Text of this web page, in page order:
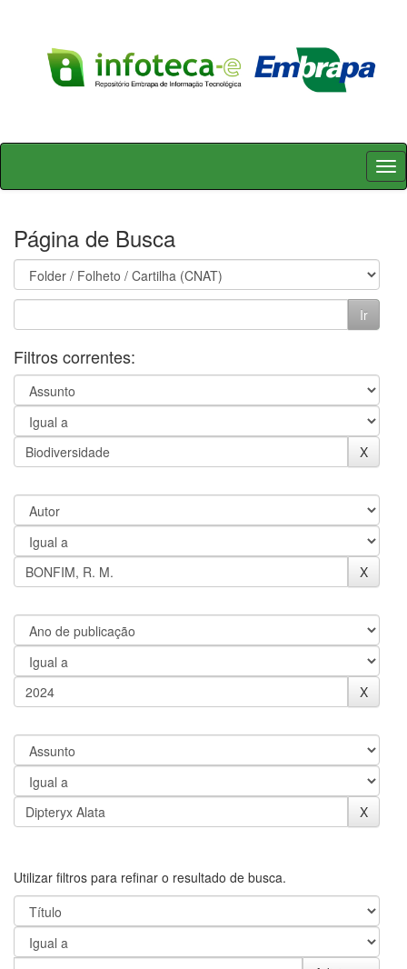
Skip
Página de Busca
Filtros correntes:
Utilizar filtros para refinar o resultado de busca.